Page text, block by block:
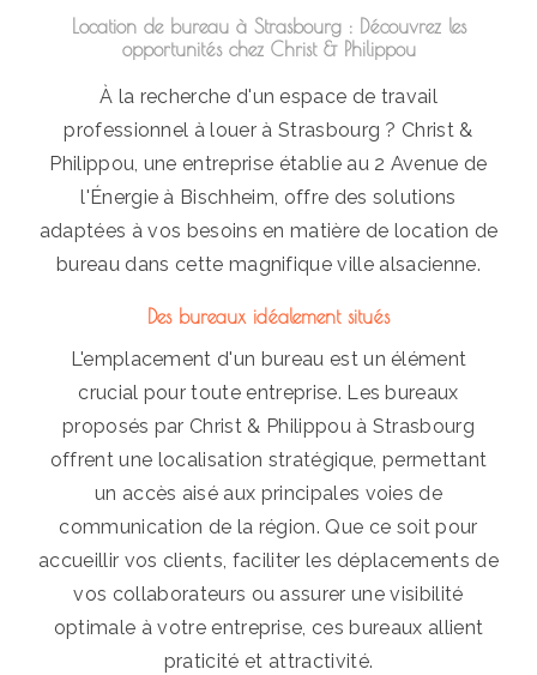
Location de bureau à Strasbourg : Découvrez les
opportunités chez Christ & Philippou
À la recherche d'un espace de travail
professionnel à louer à Strasbourg ? Christ &
Philippou, une entreprise établie au 2 Avenue de
l'Énergie à Bischheim, offre des solutions
adaptées à vos besoins en matière de location de
bureau dans cette magnifique ville alsacienne.
Des bureaux idéalement situés
L'emplacement d'un bureau est un élément
crucial pour toute entreprise. Les bureaux
proposés par Christ & Philippou à Strasbourg
offrent une localisation stratégique, permettant
un accès aisé aux principales voies de
communication de la région. Que ce soit pour
accueillir vos clients, faciliter les déplacements de
vos collaborateurs ou assurer une visibilité
optimale à votre entreprise, ces bureaux allient
praticité et attractivité.